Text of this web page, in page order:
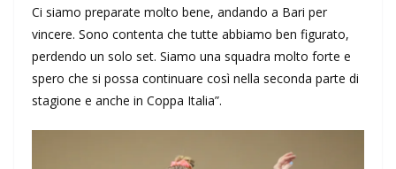
Ci siamo preparate molto bene, andando a Bari per
vincere. Sono contenta che tutte abbiamo ben figurato,
perdendo un solo set. Siamo una squadra molto forte e
spero che si possa continuare così nella seconda parte di
stagione e anche in Coppa Italia”.